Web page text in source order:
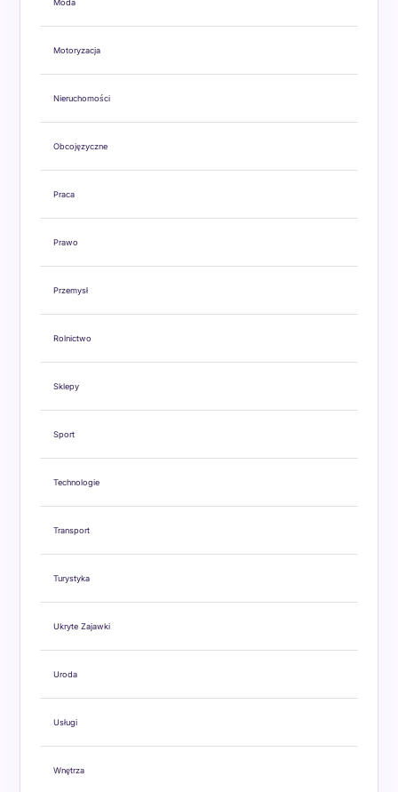
Moda
Motoryzacja
Nieruchomości
Obcojęzyczne
Praca
Prawo
Przemysł
Rolnictwo
Sklepy
Sport
Technologie
Transport
Turystyka
Ukryte Zajawki
Uroda
Usługi
Wnętrza